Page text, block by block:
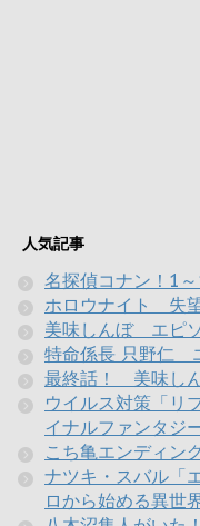
人気記事
名探偵コナン！1
ホロウナイト 失
美味しんぼ エピ
特命係長 只野仁
最終話！ 美味し
ウイルス対策「リ
イナルファンタジ
こち亀エンディン
ナツキ・スバル
ロから始める異世